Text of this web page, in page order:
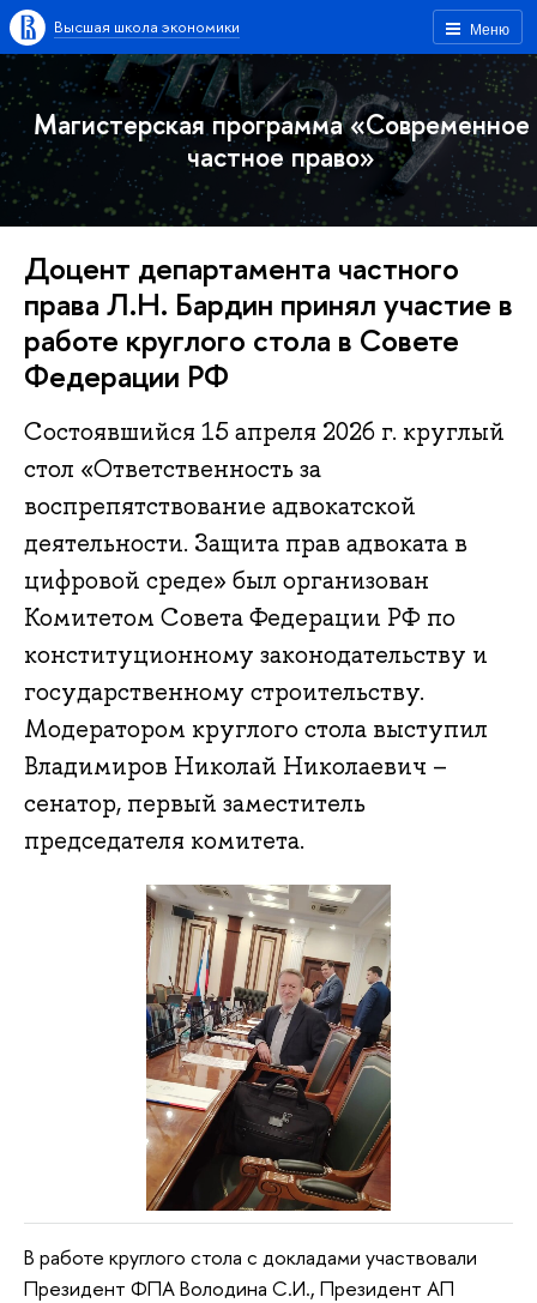
Меню
Высшая школа экономики
Магистерская программа «Современное
частное право»
Доцент департамента частного
права Л.Н. Бардин принял участие в
работе круглого стола в Совете
Федерации РФ
Состоявшийся 15 апреля 2026 г. круглый
стол «Ответственность за
воспрепятствование адвокатской
деятельности. Защита прав адвоката в
цифровой среде» был организован
Комитетом Совета Федерации РФ по
конституционному законодательству и
государственному строительству.
Модератором круглого стола выступил
Владимиров Николай Николаевич –
сенатор, первый заместитель
председателя комитета.
В работе круглого стола с докладами участвовали
Президент ФПА Володина С.И., Президент АП